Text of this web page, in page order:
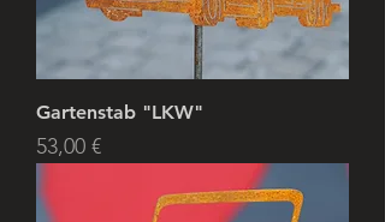
Gartenstab "LKW"
Preis
53,00 €